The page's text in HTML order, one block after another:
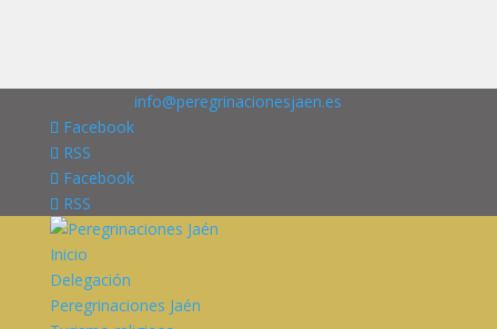
info@peregrinacionesjaen.es
Facebook
RSS
Facebook
RSS
Inicio
Delegación
Peregrinaciones Jaén